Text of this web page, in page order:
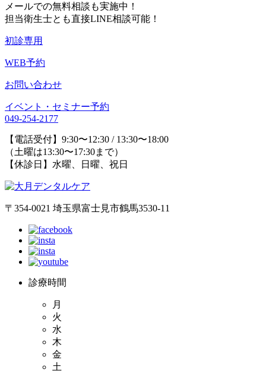
メールでの無料相談も実施中！
担当衛生士とも直接LINE相談可能！
初診専用
WEB予約
お問い合わせ
イベント・セミナー予約
049-254-2177
【電話受付】9:30〜12:30 / 13:30〜18:00
（土曜は13:30〜17:30まで）
【休診日】水曜、日曜、祝日
〒354-0021 埼玉県富士見市鶴馬3530-11
診療時間
月
火
水
木
金
土